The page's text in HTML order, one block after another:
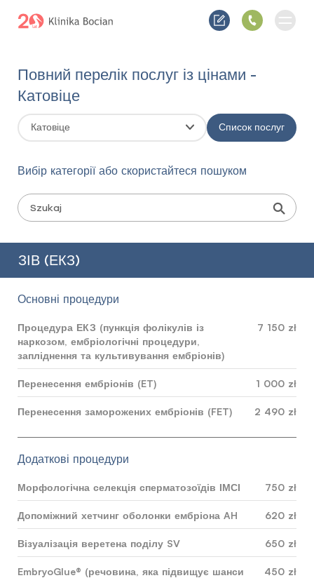
Повний перелік послуг із цінами -
Катовіце
Катовіце Список послуг
Вибір категорії або скористайтеся пошуком
ЗІВ (ЕКЗ)
Основні процедури
Процедура ЕКЗ (пункція фолікулів із
наркозом, ембріологічні процедури,
запліднення та культивування ембріонів)
7 150 zł
Перенесення ембріонів (ET) 1 000 zł
Перенесення заморожених ембріонів (FET) 2 490 zł
Додаткові процедури
Морфологічна селекція сперматозоїдів ІМСІ 750 zł
Допоміжний хетчинг оболонки ембріона AH 620 zł
Візуалізація веретена поділу SV 650 zł
EmbryoGlue® (речовина, яка підвищує шанси
450 zł